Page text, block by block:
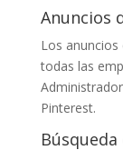
Anuncios
Los
todas las
Pinterest.